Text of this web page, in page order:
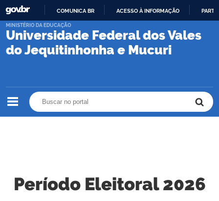
PARA
CONTEÚDO
COMUNICA BR ACESSO À INFORMAÇÃO
Universidade Federal dos Vales
do Jequitinhonha e Mucuri
MINISTÉRIO DA EDUCAÇÃO
Período Eleitoral 2026